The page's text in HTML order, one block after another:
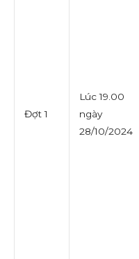
Đợt 1
Lúc 19.00
ngày
28/10/2024